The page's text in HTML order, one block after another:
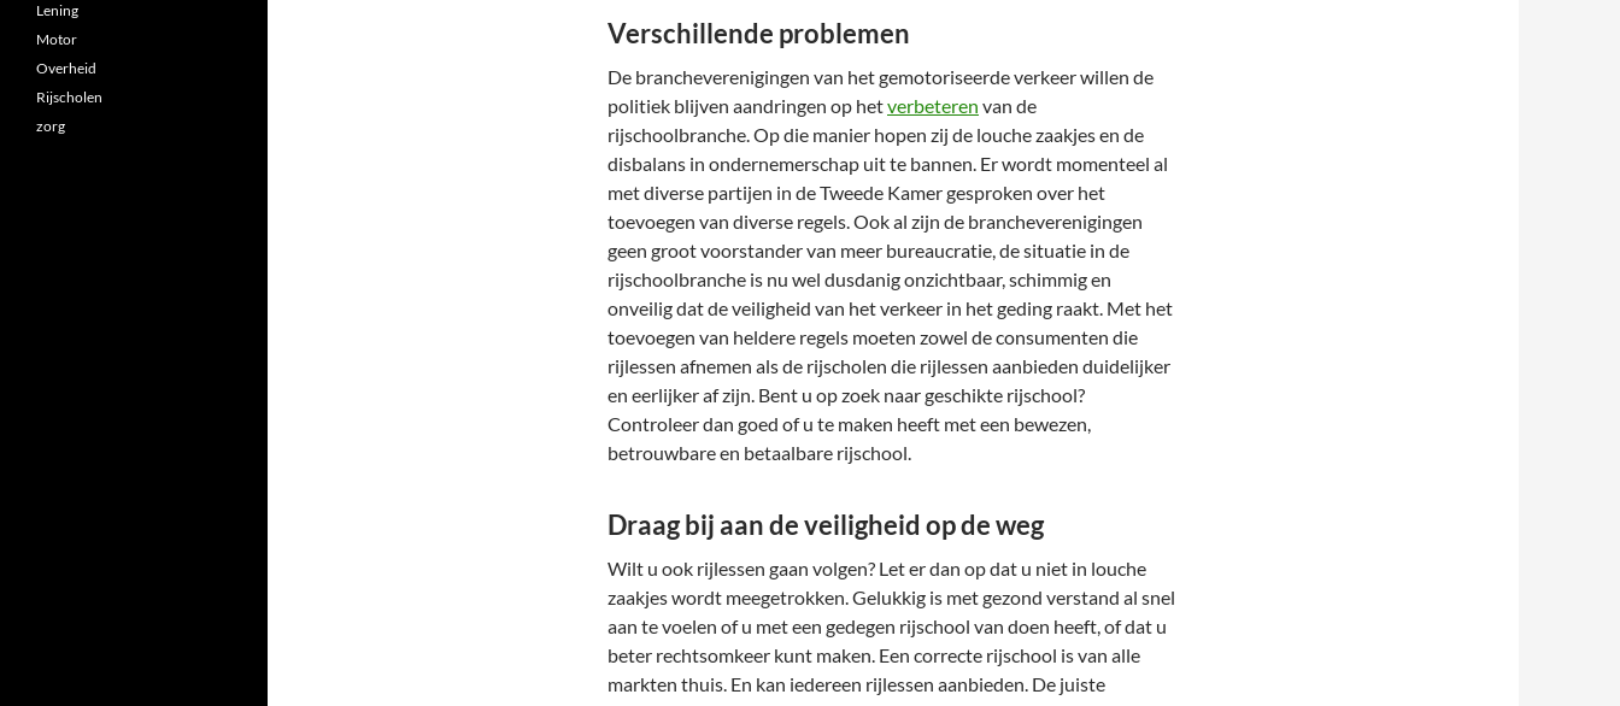
Verschillende problemen
De brancheverenigingen van het gemotoriseerde verkeer willen de
politiek blijven aandringen op hetverbeteren van de
rijschoolbranche. Op die manier hopen zij de louche zaakjes en de
disbalans in ondernemerschap uit te bannen. Er wordt momenteel al
met diverse partijen in de Tweede Kamer gesproken over het
toevoegen van diverse regels. Ook al zijn de brancheverenigingen
geen groot voorstander van meer bureaucratie, de situatie in de
rijschoolbranche is nu wel dusdanig onzichtbaar, schimmig en
onveilig dat de veiligheid van het verkeer in het geding raakt. Met het
toevoegen van heldere regels moeten zowel de consumenten die
rijlessen afnemen als de rijscholen die rijlessen aanbieden duidelijker
en eerlijker af zijn. Bent u op zoek naar geschikte rijschool?
Controleer dan goed of u te maken heeft met een bewezen,
betrouwbare en betaalbare rijschool.
Draag bij aan de veiligheid op de weg
Wilt u ook rijlessen gaan volgen? Let er dan op dat u niet in louche
zaakjes wordt meegetrokken. Gelukkig is met gezond verstand al snel
aan te voelen of u met een gedegen rijschool van doen heeft, of dat u
beter rechtsomkeer kunt maken. Een correcte rijschool is van alle
markten thuis. En kan iedereen rijlessen aanbieden. De juiste
Lening
Motor
Overheid
Rijscholen
zorg